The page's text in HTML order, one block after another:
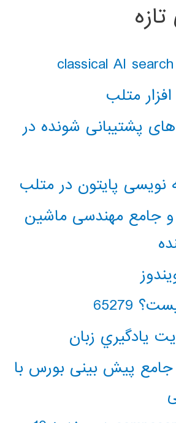
متلب
پشتیبانی شونده در
نویسی پایتون در متلب
و جامع مهندسی ماشین
65279
يادگيري زبان
پیش بینی بورس با